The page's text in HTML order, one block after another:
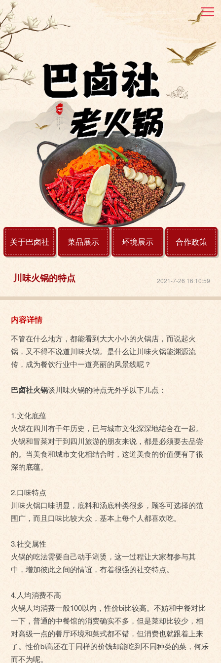
关于巴卤社 菜品展示 环境展示 合作政策
2021-7-26 16:10:59
川味火锅的特点
内容详情
不管在什么地方，都能看到大大小小的火锅店，而说起火
锅，又不得不说道川味火锅。是什么让川味火锅能渊源流
传，成为餐饮行业中一道亮丽的风景线呢？
巴卤社火锅谈川味火锅的特点无外乎以下几点：
1.文化底蕴
火锅在四川有千年历史，已与城市文化深深地结合在一起。
火锅和冒菜对于到四川旅游的朋友来说，都是必须要去品尝
的。当美食和城市文化相结合时，这道美食的价值便有了很
深的底蕴。
2.口味特点
川味火锅口味明显，底料和汤底种类很多，顾客可选择的范
围广，而且口味比较大众，基本上每个人都喜欢吃。
3.社交属性
火锅的吃法需要自己动手涮烫，这一过程让大家都参与其
中，增加彼此之间的情谊，有着很强的社交特点。
4.人均消费不高
火锅人均消费一般100以内，性价bi比较高。不妨和中餐对比
一下，普通的中餐馆的消费确实不多，但是菜却比较少，相
对高级一点的餐厅环境和菜式都不错，但消费也就跟着上来
了。性价bi高还在于同样的价钱却能吃到不同种类的菜，何乐
而不为呢。